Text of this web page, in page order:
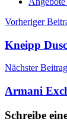
Vorheriger
Kneipp
Nächster Beitrag
Armani
Schreibe